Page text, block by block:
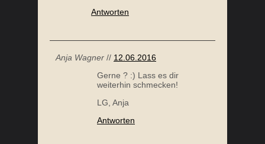
Antworten
Anja Wagner // 12.06.2016
Gerne ? :) Lass es dir
weiterhin schmecken!
LG, Anja
Antworten